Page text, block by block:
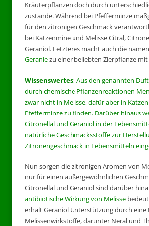
Kräuterpflanzen doch durch
zustande. Während bei Pfefferminze
für den zitronigen Geschmack
bei Katzenmine und Melisse Citral,
Geraniol. Letzteres macht auch die
Geraniezu einer beliebten Zierpflanze
Wissenswertes: Aus den genannten
durch chemische Pflanzenreaktionen
zwar nicht in Melisse, dafür aber in
Pfefferminze zu finden. Darüber hinaus
Citronellal und Geraniol in der
natürliche Geschmacksstoffe zur
Zitronengeschmack in Lebensmitteln
Nun sorgen die zitronigen Aromen von
nur für einen außergewöhnlichen
Citronellal und Geraniol sind darüber
antibiotische Wirkung von Melisse
erhält Geraniol Unterstützung durch eine
Melissenwirkstoffe, darunter Neral und